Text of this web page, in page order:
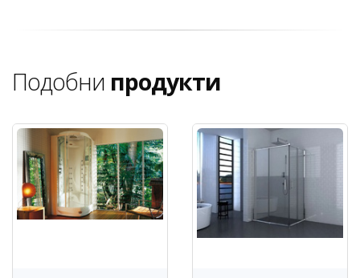
Подобни продукти